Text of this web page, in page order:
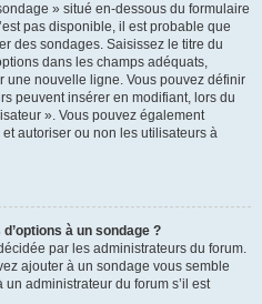
» situé en-dessous du formulaire
pas disponible, il est probable que
des sondages. Saisissez le titre du
dans les champs adéquats,
une nouvelle ligne. Vous pouvez définir
peuvent insérer en modifiant, lors du
». Vous pouvez également
autoriser ou non les utilisateurs à
à un sondage ?
par les administrateurs du forum.
ajouter à un sondage vous semble
administrateur du forum s’il est